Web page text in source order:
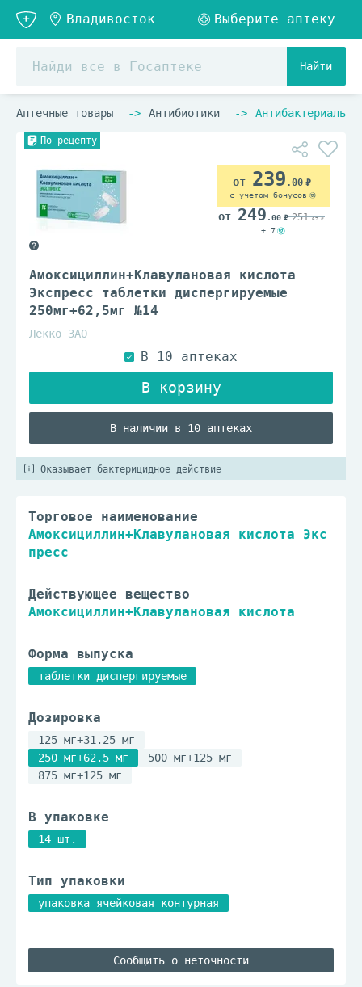
Найти
Аптечные товары Антибиотики
По рецепту
Амоксициллин+Клавулановая кислота
Экспресс таблетки диспергируемые
250мг+62,5мг №14
Лекко ЗАО
В наличии в 10 аптеках
239 .00
с учетом бонусов
249 .00 251.67
+ 7
Оказывает бактерицидное действие
Торговое наименование
Амоксициллин+Клавулановая кислота Экс
пресс
Действующее вещество
Амоксициллин+Клавулановая кислота
Форма выпуска
таблетки диспергируемые
Дозировка
125 мг+31.25 мг
250 мг+62.5 мг
500 мг+125 мг
875 мг+125 мг
В упаковке
14 шт.
Тип упаковки
упаковка ячейковая контурная
Сообщить о неточности